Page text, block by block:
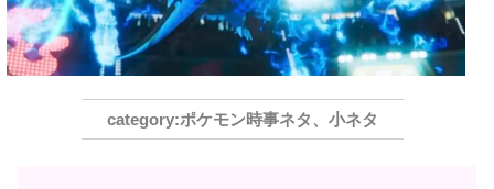
ポケモン時事ネタ、小ネタ